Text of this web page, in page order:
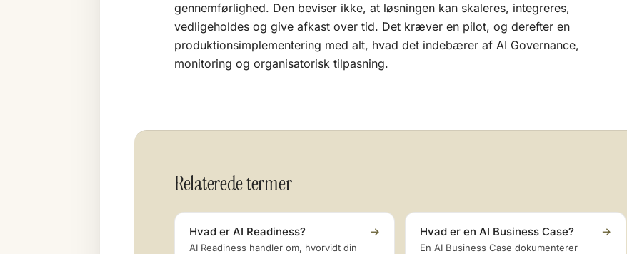
gennemførlighed. Den beviser ikke, at løsningen kan skaleres, integreres,
vedligeholdes og give afkast over tid. Det kræver en pilot, og derefter en
produktionsimplementering med alt, hvad det indebærer af AI Governance,
monitoring og organisatorisk tilpasning.
Relaterede termer
Hvad er AI Readiness? →
AI Readiness handler om, hvorvidt din
Hvad er en AI Business Case? →
En AI Business Case dokumenterer